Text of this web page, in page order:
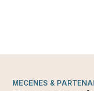
MECENES &